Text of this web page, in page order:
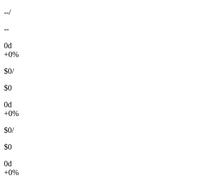
--/
--
0d
+0%
$0/
$0
0d
+0%
$0/
$0
0d
+0%